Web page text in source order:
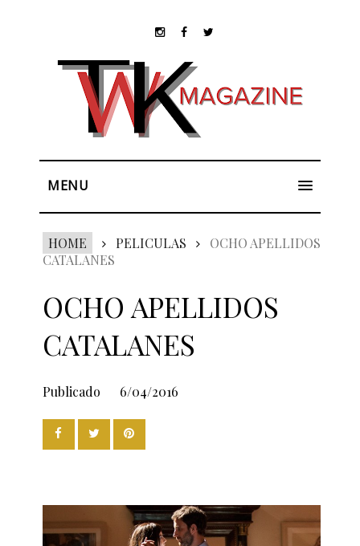
MENU
HOME PELICULAS
OCHO APELLIDOS
CATALANES
OCHO APELLIDOS
CATALANES
Publicado 6/04/2016